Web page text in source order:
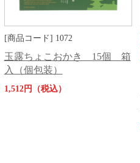
[商品コード] 1072
玉露ちょこおかき 15個 箱
入（個包装）
1,512円（税込）